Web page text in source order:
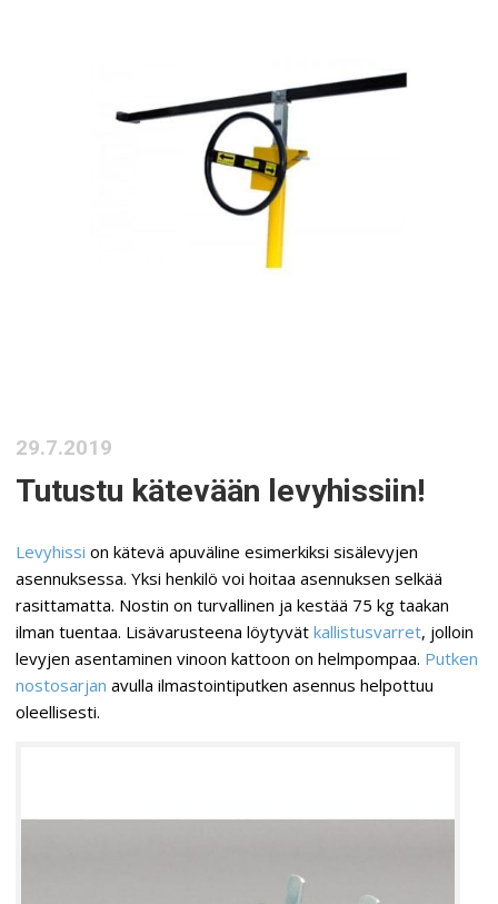
29.7.2019
Tutustu kätevään levyhissiin!
Levyhissi on kätevä apuväline esimerkiksi sisälevyjen
asennuksessa. Yksi henkilö voi hoitaa asennuksen selkää
rasittamatta. Nostin on turvallinen ja kestää 75 kg taakan
ilman tuentaa. Lisävarusteena löytyvätkallistusvarret, jolloin
levyjen asentaminen vinoon kattoon on helmpompaa. Putken
nostosarjan avulla ilmastointiputken asennus helpottuu
oleellisesti.